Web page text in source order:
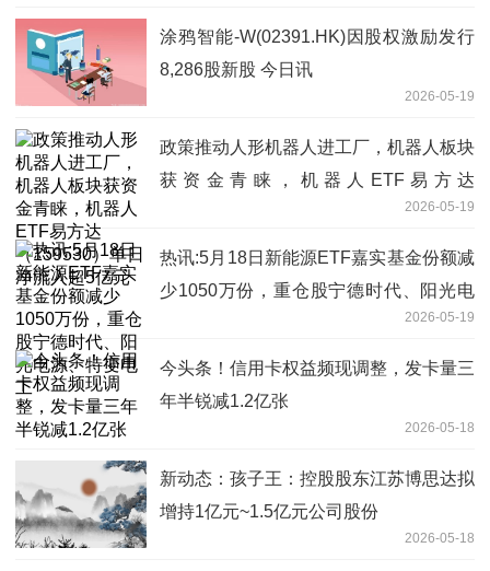
涂鸦智能-W(02391.HK)因股权激励发行
8,286股新股 今日讯
2026-05-19
政策推动人形机器人进工厂，机器人板块
获资金青睐，机器人ETF易方达
2026-05-19
热讯:5月18日新能源ETF嘉实基金份额减
少1050万份，重仓股宁德时代、阳光电
2026-05-19
今头条！信用卡权益频现调整，发卡量三
年半锐减1.2亿张
2026-05-18
新动态：孩子王：控股股东江苏博思达拟
增持1亿元~1.5亿元公司股份
2026-05-18